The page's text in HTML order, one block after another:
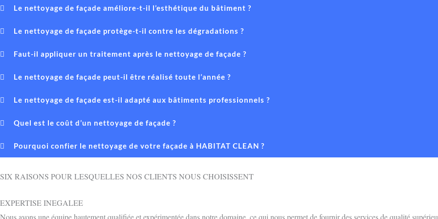
Le nettoyage de façade améliore-t-il l’esthétique du bâtiment ?
Le nettoyage de façade protège-t-il contre les dégradations ?
Faut-il appliquer un traitement après le nettoyage de façade ?
Le nettoyage de façade peut-il être réalisé toute l’année ?
Le nettoyage de façade est-il adapté aux bâtiments professionnels ?
Quel est le coût d’un nettoyage de façade ?
Pourquoi confier le nettoyage de votre façade à HABITAT CLEAN ?
SIX RAISONS POUR LESQUELLES NOS CLIENTS NOUS CHOISISSENT
EXPERTISE INEGALEE